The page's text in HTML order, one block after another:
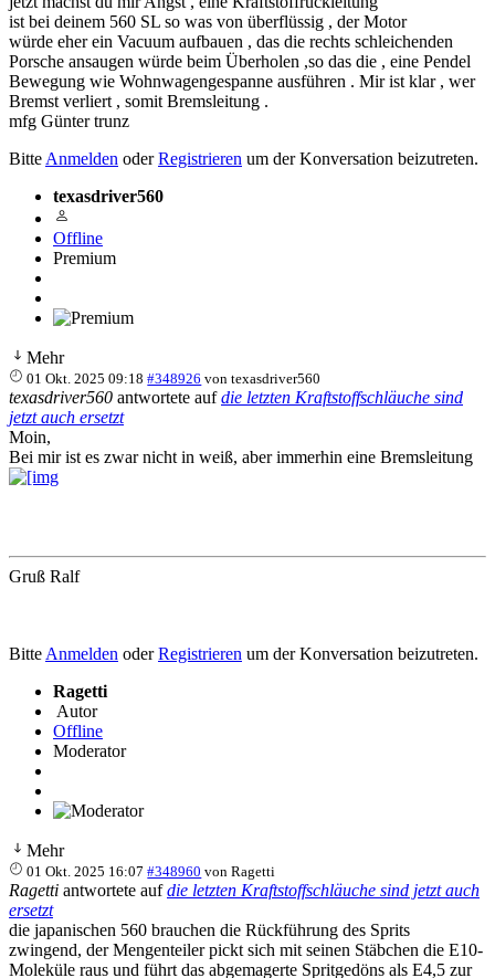
ist bei deinem 560 SL so was von überflüssig , der Motor
würde eher ein Vacuum aufbauen , das die rechts schleichenden
Porsche ansaugen würde beim Überholen ,so das die , eine Pendel
Bewegung wie Wohnwagengespanne ausführen . Mir ist klar , wer
Bremst verliert , somit Bremsleitung .
mfg Günter trunz
Bitte Anmelden oderRegistrieren um der Konversation beizutreten.
texasdriver560
Offline
Premium
Mehr
01 Okt. 2025 09:18 #348926 vontexasdriver560
texasdriver560 antwortete aufdie letzten Kraftstoffschläuche sind
jetzt auch ersetzt
Moin,
Bei mir ist es zwar nicht in weiß, aber immerhin eine Bremsleitung
Gruß Ralf
Bitte Anmelden oderRegistrieren um der Konversation beizutreten.
Ragetti
Autor
Offline
Moderator
Mehr
01 Okt. 2025 16:07 #348960 vonRagetti
Ragetti antwortete aufdie letzten Kraftstoffschläuche sind jetzt auch
ersetzt
die japanischen 560 brauchen die Rückführung des Sprits
zwingend, der Mengenteiler pickt sich mit seinen Stäbchen die E10-
Moleküle raus und führt das abgemagerte Spritgedöns als E4,5 zur